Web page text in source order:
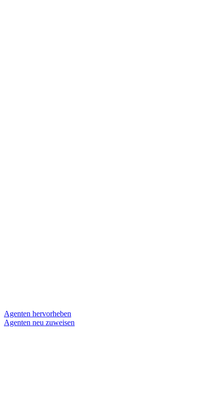
Agenten hervorheben
Agenten neu zuweisen